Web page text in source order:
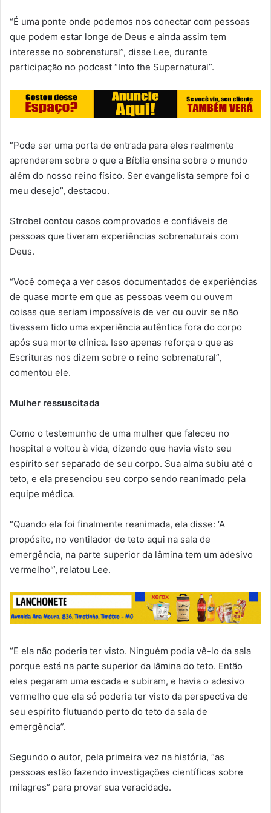
“É uma ponte onde podemos nos conectar com pessoas
que podem estar longe de Deus e ainda assim tem
interesse no sobrenatural”, disse Lee, durante
participação no podcast “Into the Supernatural”.
“Pode ser uma porta de entrada para eles realmente
aprenderem sobre o que a Bíblia ensina sobre o mundo
além do nosso reino físico. Ser evangelista sempre foi o
meu desejo”, destacou.
Strobel contou casos comprovados e confiáveis de
pessoas que tiveram experiências sobrenaturais com
Deus.
“Você começa a ver casos documentados de experiências
de quase morte em que as pessoas veem ou ouvem
coisas que seriam impossíveis de ver ou ouvir se não
tivessem tido uma experiência autêntica fora do corpo
após sua morte clínica. Isso apenas reforça o que as
Escrituras nos dizem sobre o reino sobrenatural”,
comentou ele.
Mulher ressuscitada
Como o testemunho de uma mulher que faleceu no
hospital e voltou à vida, dizendo que havia visto seu
espírito ser separado de seu corpo. Sua alma subiu até o
teto, e ela presenciou seu corpo sendo reanimado pela
equipe médica.
“Quando ela foi finalmente reanimada, ela disse: ‘A
propósito, no ventilador de teto aqui na sala de
emergência, na parte superior da lâmina tem um adesivo
vermelho'”, relatou Lee.
“E ela não poderia ter visto. Ninguém podia vê-lo da sala
porque está na parte superior da lâmina do teto. Então
eles pegaram uma escada e subiram, e havia o adesivo
vermelho que ela só poderia ter visto da perspectiva de
seu espírito flutuando perto do teto da sala de
emergência”.
Segundo o autor, pela primeira vez na história, “as
pessoas estão fazendo investigações científicas sobre
milagres” para provar sua veracidade.